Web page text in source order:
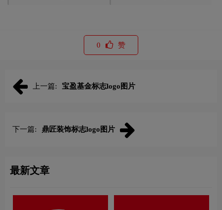
0 赞
上一篇: 宝盈基金标志logo图片
下一篇: 鼎匠装饰标志logo图片
最新文章